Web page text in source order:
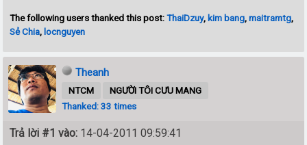
The following users thanked this post:ThaiDzuy,kim bang,maitramtg,
Sẻ Chia,locnguyen
Theanh
NTCM
NGƯỜI TÔI CƯU MANG
Thanked: 33 times
Trả lời #1 vào: 14-04-2011 09:59:41